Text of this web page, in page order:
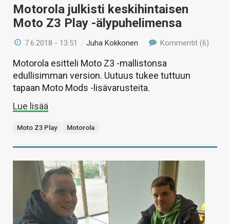
Motorola julkisti keskihintaisen
Moto Z3 Play -älypuhelimensa
7.6.2018 - 13:51 /Juha Kokkonen Kommentit (6)
Motorola esitteli Moto Z3 -mallistonsa
edullisimman version. Uutuus tukee tuttuun
tapaan Moto Mods -lisävarusteita.
Lue lisää
Moto Z3 Play Motorola